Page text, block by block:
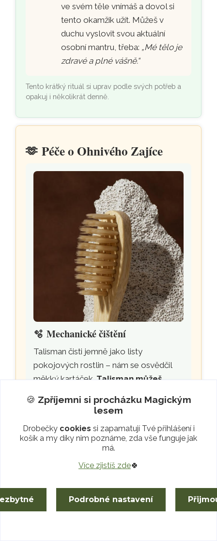
ve svém těle vnímáš a dovol si
tento okamžik užít. Můžeš v
duchu vyslovit svou aktuální
osobní mantru, třeba: „Mé tělo je
zdravé a plné vášně.“
Tento krátký rituál si uprav podle svých potřeb a
opakuj i několikrát denně.
🫶Péče o Ohnivého Zajíce
🫧Mechanické čištění
Talisman čisti jemně jako listy
pokojových rostlin – nám se osvědčil
měkký kartáček. Talisman můžeš
dlouho ve vodě.
🍪 Zpříjemni si procházku Magickým
lesem
Drobečky cookies si zapamatují Tvé přihlášení i
košík a my díky nim poznáme, zda vše funguje jak
má.
Více zjistíš zde🍀
Podrobné nastavení